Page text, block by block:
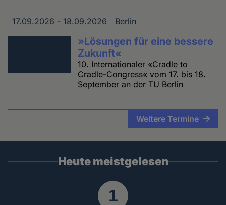
Datum
17.09.2026 - 18.09.2026
Ort Berlin
»Lösungen für eine bessere
Zukunft«
10. Internationaler «Cradle to
Cradle-Congress« vom 17. bis 18.
September an der TU Berlin
Weitere Termine
Heute meistgelesen